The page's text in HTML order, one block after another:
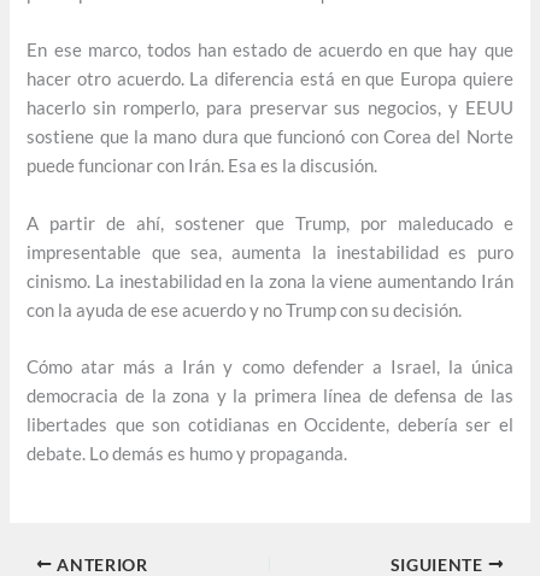
En ese marco, todos han estado de acuerdo en que hay que
hacer otro acuerdo. La diferencia está en que Europa quiere
hacerlo sin romperlo, para preservar sus negocios, y EEUU
sostiene que la mano dura que funcionó con Corea del Norte
puede funcionar con Irán. Esa es la discusión.
A partir de ahí, sostener que Trump, por maleducado e
impresentable que sea, aumenta la inestabilidad es puro
cinismo. La inestabilidad en la zona la viene aumentando Irán
con la ayuda de ese acuerdo y no Trump con su decisión.
Cómo atar más a Irán y como defender a Israel, la única
democracia de la zona y la primera línea de defensa de las
libertades que son cotidianas en Occidente, debería ser el
debate. Lo demás es humo y propaganda.
ANTERIOR SIGUIENTE